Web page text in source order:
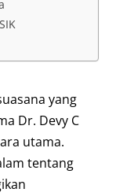
yang
Dr. Devy C
utama.
tentang